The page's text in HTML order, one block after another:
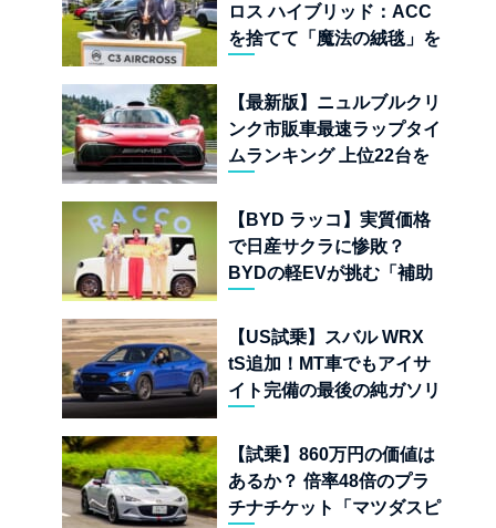
ロス ハイブリッド：ACC
を捨てて「魔法の絨毯」を
児
【最新版】ニュルブルクリ
ンク市販車最速ラップタイ
ムランキング 上位22台を
【BYD ラッコ】実質価格
で日産サクラに惨敗？
BYDの軽EVが挑む「補助
界
【US試乗】スバル WRX
tS追加！MT車でもアイサ
イト完備の最後の純ガソリ
【試乗】860万円の価値は
あるか？ 倍率48倍のプラ
チナチケット「マツダスピ